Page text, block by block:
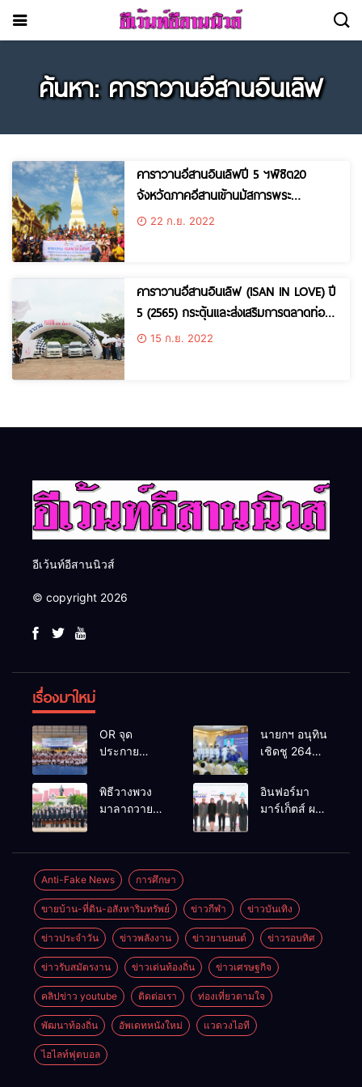
ค้นหา: คาราวานอีสานอินเลิฟ
คาราวานอีสานอินเลิฟปี 5 ฯพิชิต20
จังหวัดภาคอีสานเข้านมัสการพระ
ธาตุพนม -ภูมโนรมย์ มุกดาหาร- วัด
22 ก.ย. 2022
คาราวานอีสานอินเลิฟ (ISAN IN LOVE) ปี
5 (2565) กระตุ้นและส่งเสริมการตลาดท่อง
เที่ยวพิชิต20จังหวัดภาคอีสาน
15 ก.ย. 2022
อีเว้นท์อีสานนิวส์
© copyright 2026
เรื่องมาใหม่
OR จุด
ประกาย
เยาวชน ผ่าน
นายกฯ อนุทิน
เชิดชู 264
บ้านยอดเยี่ยม
มอบแหนบ
เกียรติยศแห่ง
พิธีวางพวง
มาลาถวาย
2569 และ
การแข่งขัน
ฟุตบอลวันรพี
เพื่อเชื่อม
ความสัมพันธ์
อันดีของ
หน่วยงานใน
กระบวนการ
ยุติธรรม
อินฟอร์มา
มาร์เก็ตส์ ผนึก
Thailand
2026 เชื่อม 4
งานใหญ่
สร้างโอกาส
ธุรกิจครบ
วงจร ด้วยครับ
Anti-Fake News การศึกษา
ขายบ้าน-ที่ดิน-อสังหาริมทรัพย์ ข่าวกีฬา ข่าวบันเทิง
ข่าวประจำวัน ข่าวพลังงาน ข่าวยานยนต์ ข่าวรอบทิศ
ข่าวรับสมัตรงาน ข่าวเด่นท้องถิ่น ข่าวเศรษฐกิจ
คลิปข่าว youtube ติดต่อเรา ท่องเที่ยวตามใจ
พัฒนาท้องถิ่น อัพเดทหนังใหม่ แวดวงไอที
ไฮไลท์ฟุตบอล